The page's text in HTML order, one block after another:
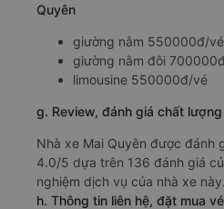
Quyên
giường nằm 550000đ/vé
giường nằm đôi
limousine 550000đ/vé
g. Review, đánh giá chất
Nhà xe Mai Quyên được đánh
4.0/5 dựa trên 136 đánh giá
nghiệm dịch vụ của nhà xe này.
h. Thông tin liên hệ, đặt mua